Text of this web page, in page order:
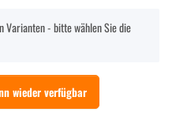
Varianten - bitte wählen Sie die
wieder verfügbar